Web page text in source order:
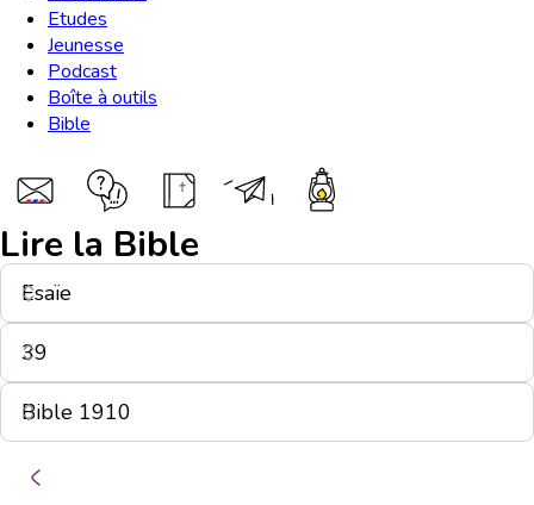
Etudes
Jeunesse
Podcast
Boîte à outils
Bible
Lire la Bible